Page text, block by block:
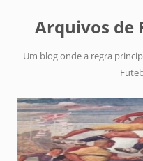
Arquivos de
Um blog onde a regra